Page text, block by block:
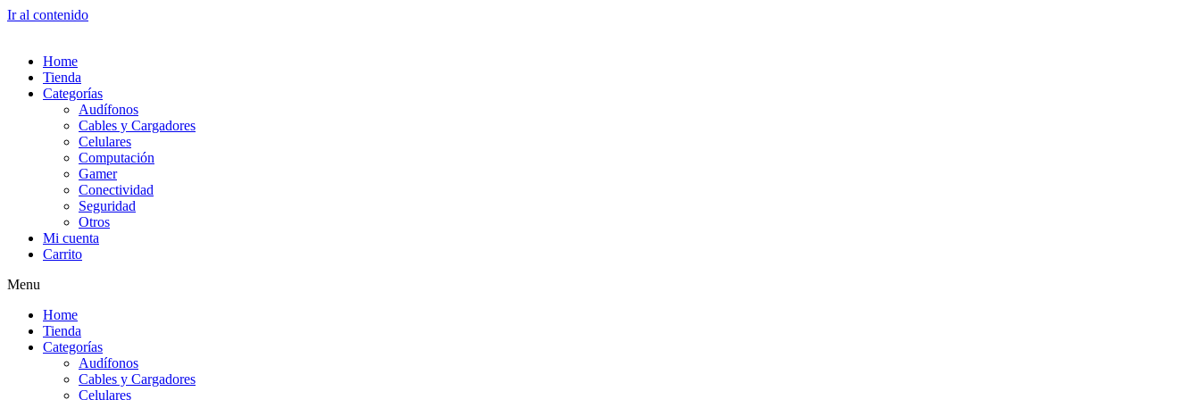
Ir al contenido
Home
Tienda
Categorías
Audífonos
Cables y Cargadores
Celulares
Computación
Gamer
Conectividad
Seguridad
Otros
Mi cuenta
Carrito
Menu
Home
Tienda
Categorías
Audífonos
Cables y Cargadores
Celulares